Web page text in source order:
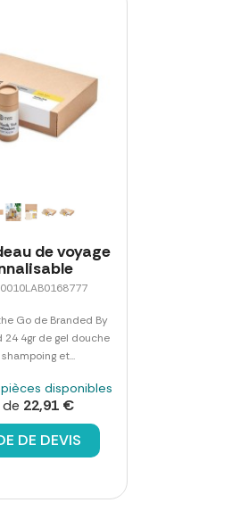
de voyage
Go de Branded By
24 4gr de gel douche
et...
disponibles
22,91 €
DE DEVIS